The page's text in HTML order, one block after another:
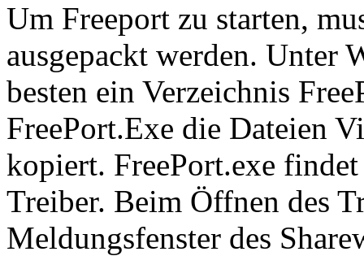
Um Freeport zu starten,
ausgepackt werden. Unter
besten ein Verzeichnis
FreePort.Exe die Dateien
kopiert. FreePort.exe
Treiber. Beim Öffnen des
Meldungsfenster des